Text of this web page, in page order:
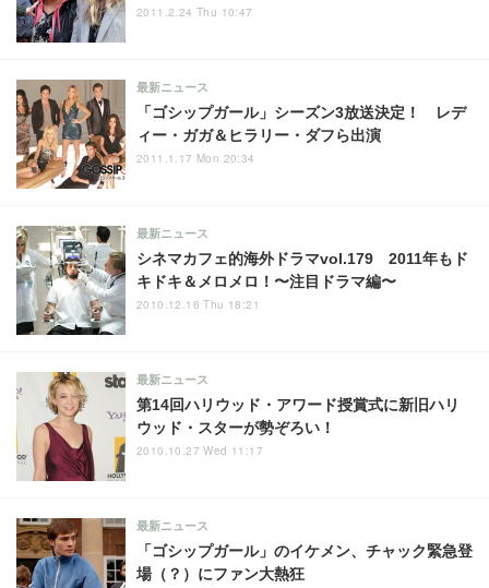
2011.2.24 Thu 10:47
「ゴシップガール」シーズン3放送決定！ レデ
ィー・ガガ＆ヒラリー・ダフら出演
最新ニュース
2011.1.17 Mon 20:34
シネマカフェ的海外ドラマvol.179 2011年もド
キドキ＆メロメロ！〜注目ドラマ編〜
最新ニュース
2010.12.16 Thu 18:21
第14回ハリウッド・アワード授賞式に新旧ハリ
ウッド・スターが勢ぞろい！
最新ニュース
2010.10.27 Wed 11:17
「ゴシップガール」のイケメン、チャック緊急登
場（？）にファン大熱狂
最新ニュース